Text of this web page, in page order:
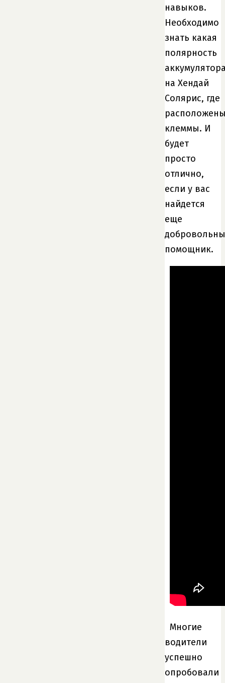
навыков.
Необходимо
знать какая
полярность
на Хендай
Солярис, где
клеммы. И
будет
просто
отлично,
если у вас
найдется
еще
помощник.
Многие
водители
успешно
опробовали